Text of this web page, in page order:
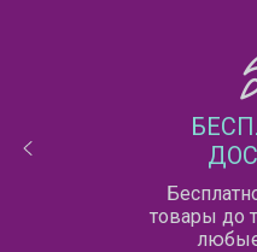
товары до